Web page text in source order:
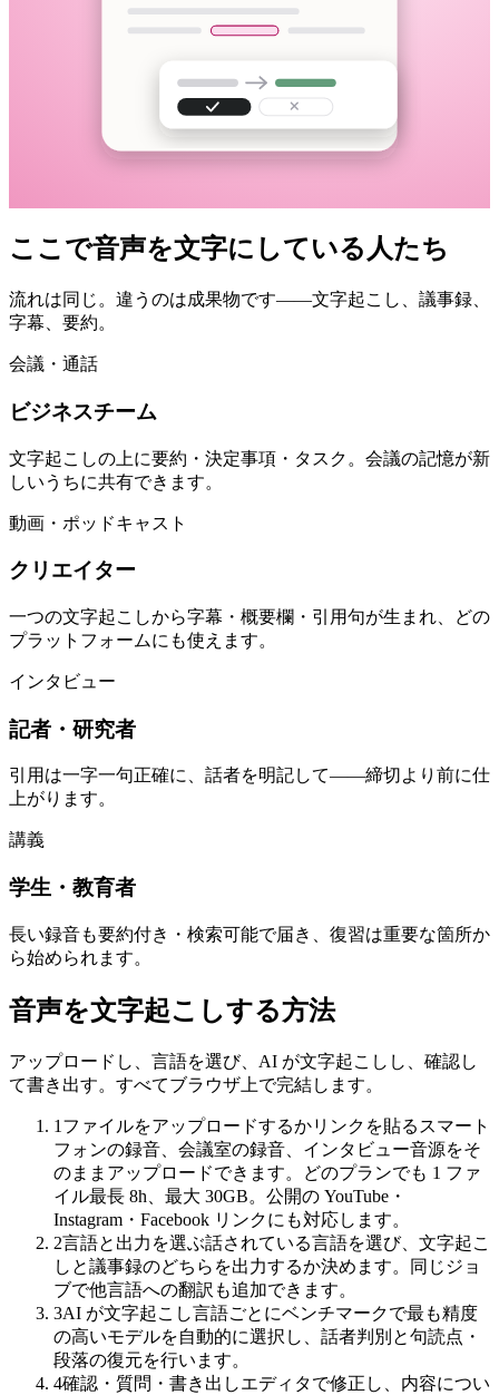
文字起こし
話者分離＋句読点復元
リリースは6月の第1週に変更します。
00:47
ここで音声を文字にしている人たち
流れは同じ。違うのは成果物です——文字起こし、議事録、
字幕、要約。
会議・通話
ビジネスチーム
文字起こしの上に要約・決定事項・タスク。会議の記憶が新
しいうちに共有できます。
動画・ポッドキャスト
クリエイター
一つの文字起こしから字幕・概要欄・引用句が生まれ、どの
プラットフォームにも使えます。
インタビュー
記者・研究者
引用は一字一句正確に、話者を明記して——締切より前に仕
上がります。
講義
学生・教育者
長い録音も要約付き・検索可能で届き、復習は重要な箇所か
ら始められます。
音声を文字起こしする方法
アップロードし、言語を選び、AI が文字起こしし、確認し
て書き出す。すべてブラウザ上で完結します。
1 ファイルをアップロードするかリンクを貼る スマート
フォンの録音、会議室の録音、インタビュー音源をそ
のままアップロードできます。どのプランでも 1 ファ
イル最長 8h、最大 30GB。公開の YouTube・
Instagram・Facebook リンクにも対応します。
2言語と出力を選ぶ話されている言語を選び、文字起こ
しと議事録のどちらを出力するか決めます。同じジョ
ブで他言語への翻訳も追加できます。
3AI が文字起こし言語ごとにベンチマークで最も精度
の高いモデルを自動的に選択し、話者判別と句読点・
段落の復元を行います。
4確認・質問・書き出しエディタで修正し、内容につい